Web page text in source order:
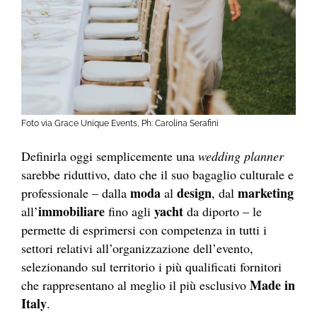
Foto via Grace Unique Events, Ph: Carolina Serafini
Definirla oggi semplicemente una wedding planner
sarebbe riduttivo, dato che il suo bagaglio culturale e
professionale – dalla moda al design, dal marketing
all’immobiliare fino agli yacht da diporto – le
permette di esprimersi con competenza in tutti i
settori relativi all’organizzazione dell’evento,
selezionando sul territorio i più qualificati fornitori
che rappresentano al meglio il più esclusivo Made in
Italy.